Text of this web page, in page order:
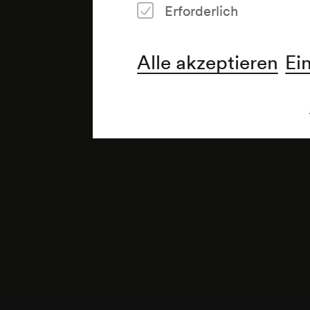
Erforderlich
Alle akzeptieren